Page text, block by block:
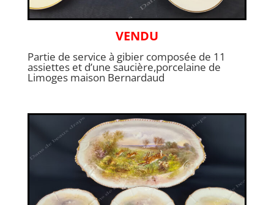
VENDU
Partie de service à gibier composée de 11
assiettes et d’une saucière,porcelaine de
Limoges maison Bernardaud